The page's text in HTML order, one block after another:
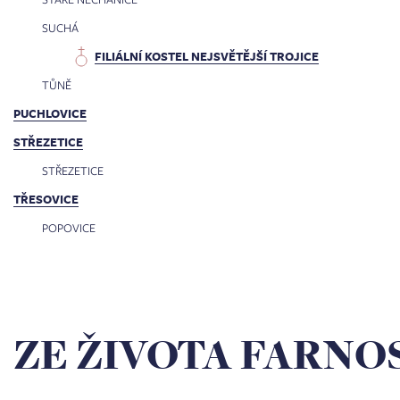
SUCHÁ
FILIÁLNÍ KOSTEL NEJSVĚTĚJŠÍ TROJICE
TŮNĚ
PUCHLOVICE
STŘEZETICE
STŘEZETICE
TŘESOVICE
POPOVICE
ZE ŽIVOTA